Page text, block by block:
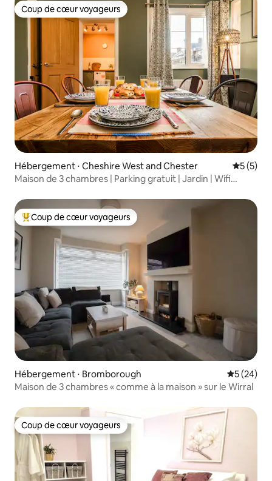
Coup de cœur voyageurs
Coup de cœur voyageurs
Hébergement ⋅ Cheshire West and Chester
5 (5)
Maison de 3 chambres | Parking gratuit | Jardin | Wifi
Coups de cœur voyageurs les plus appréciés
Coup de cœur voyageurs
Hébergement ⋅ Bromborough
5 (24)
Maison de 3 chambres « comme à la maison » sur le Wirral
Coup de cœur voyageurs
Coup de cœur voyageurs